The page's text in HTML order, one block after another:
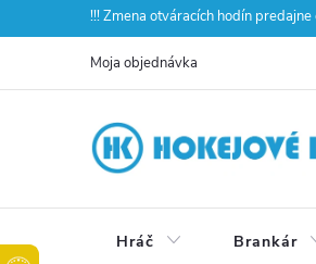
na
!!! Zmena otváracích hodín
Moja objednávka
Hráč Brankár